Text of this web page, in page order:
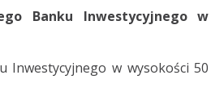
Banku Inwestycyjnego w
Inwestycyjnego w wysokości 50